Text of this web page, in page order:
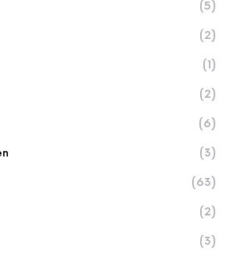
(5)
(2)
(1)
(2)
(6)
(3)
(63)
(2)
(3)